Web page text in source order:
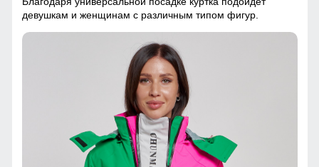
девушкам и женщинам с различным типом фигур.